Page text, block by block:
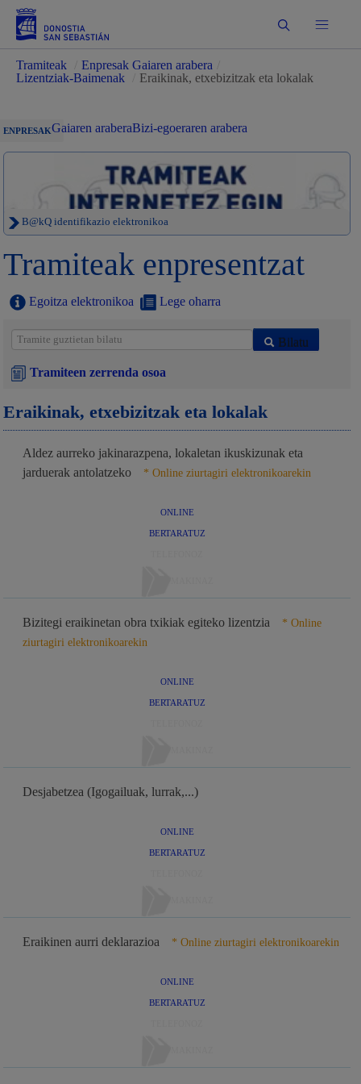
Bilatu
Tramiteak Enpresak Gaiaren arabera
Lizentziak-Baimenak
Eraikinak, etxebizitzak eta lokalak
ENPRESAKGaiaren araberaBizi-egoeraren arabera
B@kQ identifikazio elektronikoa
Tramiteak enpresentzat
Egoitza elektronikoa Lege oharra
Bilatu
Tramiteen zerrenda osoa
Eraikinak, etxebizitzak eta lokalak
Aldez aurreko jakinarazpena, lokaletan ikuskizunak eta
jarduerak antolatzeko
* Online ziurtagiri elektronikoarekin
ONLINE
BERTARATUZ
Bizitegi eraikinetan obra txikiak egiteko lizentzia
* Online
ziurtagiri elektronikoarekin
ONLINE
BERTARATUZ
Desjabetzea (Igogailuak, lurrak,...)
ONLINE
BERTARATUZ
Eraikinen aurri deklarazioa * Online ziurtagiri elektronikoarekin
ONLINE
BERTARATUZ